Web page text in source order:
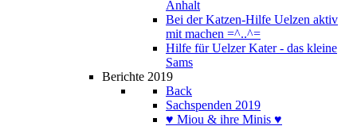
Anhalt
Bei der Katzen-Hilfe Uelzen aktiv
mit machen =^..^=
Hilfe für Uelzer Kater - das kleine
Sams
Berichte 2019
Back
Sachspenden 2019
♥ Miou & ihre Minis ♥